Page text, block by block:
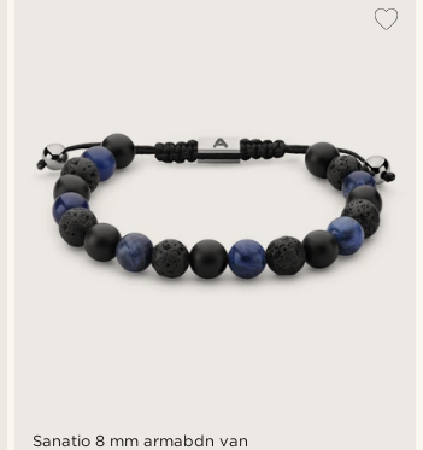
Sanatio 8 mm armabdn van